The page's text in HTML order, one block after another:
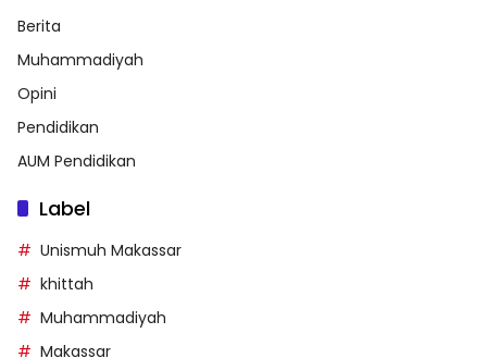
Berita
Muhammadiyah
Opini
Pendidikan
AUM Pendidikan
Label
Unismuh Makassar
khittah
Muhammadiyah
Makassar